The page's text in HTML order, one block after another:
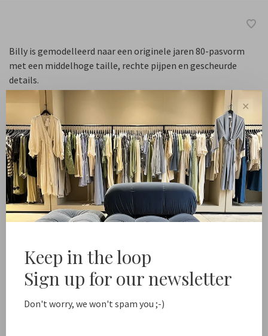
Billy is gemodelleerd naar een originele jaren 80-pasvorm
met een middelhoge taille, rechte pijpen en gescheurde
details.
Maat :
26 27 28 29 30 31 32
Aantal: -
Toevoegen aan winkelwagen
Deel dit product: Facebook Twitter
✕
Keep in the loop
Sign up for our newsletter
Don't worry, we won't spam you ;-)